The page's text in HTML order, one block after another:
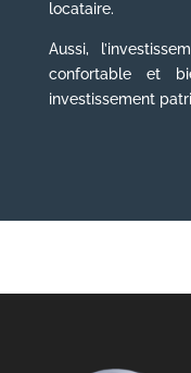
locataire.
Aussi,
confortable et
investissement